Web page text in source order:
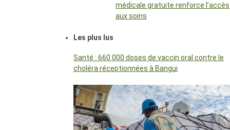
médicale gratuite renforce l’accès
aux soins
Les plus lus
Santé : 660 000 doses de vaccin oral contre le
choléra réceptionnées à Bangui